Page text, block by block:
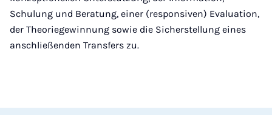
Schulung und Beratung, einer (responsiven) Evaluation,
der Theoriegewinnung sowie die Sicherstellung eines
anschließenden Transfers zu.